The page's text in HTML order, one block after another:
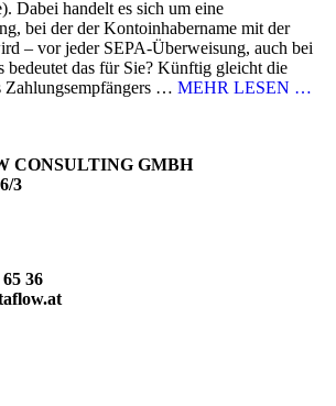
Dabei handelt es sich um eine
bei der der Kontoinhabername mit der
– vor jeder SEPA-Überweisung, auch bei
bedeutet das für Sie? Künftig gleicht die
Zahlungsempfängers … MEHR LESEN …
CONSULTING GMBH
3
36